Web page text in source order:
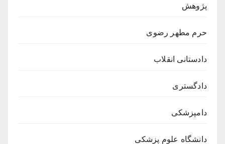
پژوهش
حرم مطهر رضوی
دادستانی انقلاب
دادگستری
دامپزشکی
دانشگاه علوم پزشکی